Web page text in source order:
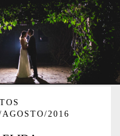
AGOSTO/2016